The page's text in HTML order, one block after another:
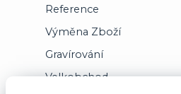
Reference
Výměna Zboží
Gravírování
Velkobchod